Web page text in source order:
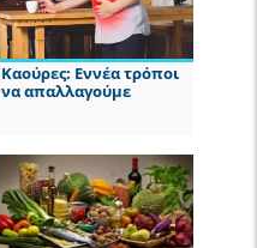
Καούρες: Εννέα τρόποι
να απαλλαγούμε